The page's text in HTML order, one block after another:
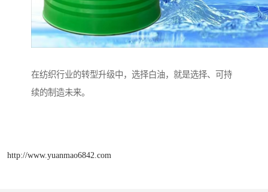
在纺织行业的转型升级中，选择白油，就是选择、可持
续的制造未来。
http://www.yuanmao6842.com